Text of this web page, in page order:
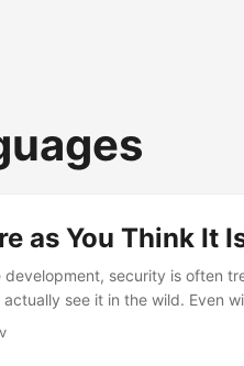
as You Think It
security is often
see it in the wild. Even
code can be a daunting